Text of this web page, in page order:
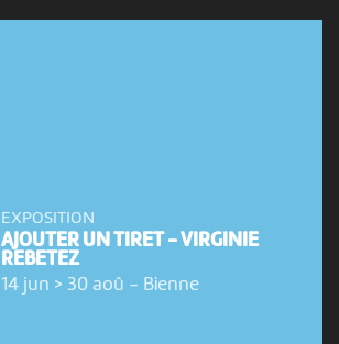
EXPOSITION
AJOUTER UN TIRET - VIRGINIE
REBETEZ
14 jun > 30 aoû - Bienne